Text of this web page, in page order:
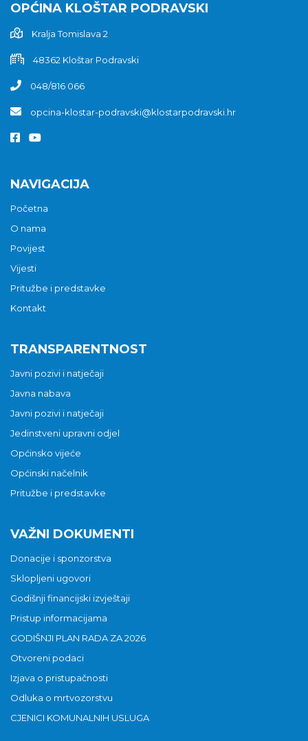
OPĆINA KLOŠTAR PODRAVSKI
Kralja Tomislava 2
48362 Kloštar Podravski
048/816 066
opcina-klostar-podravski@klostarpodravski.hr
NAVIGACIJA
Početna
O nama
Povijest
Vijesti
Pritužbe i predstavke
Kontakt
TRANSPARENTNOST
Javni pozivi i natječaji
Javna nabava
Javni pozivi i natječaji
Jedinstveni upravni odjel
Općinsko vijeće
Općinski načelnik
Pritužbe i predstavke
VAŽNI DOKUMENTI
Donacije i sponzorstva
Sklopljeni ugovori
Godišnji financijski izvještaji
Pristup informacijama
GODIŠNJI PLAN RADA ZA 2026
Otvoreni podaci
Izjava o pristupačnosti
Odluka o mrtvozorstvu
CJENICI KOMUNALNIH USLUGA